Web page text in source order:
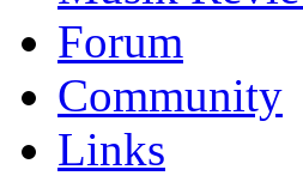
Forum
Community
Links